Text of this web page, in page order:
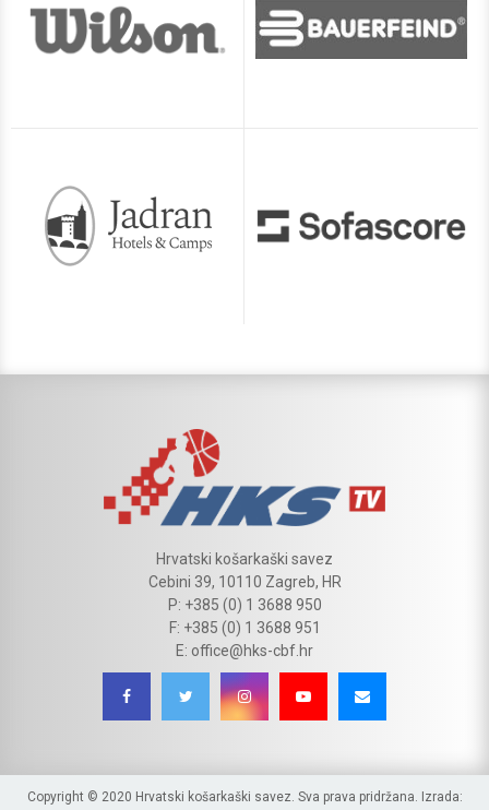
Hrvatski košarkaški savez
Cebini 39, 10110 Zagreb, HR
P: +385 (0) 1 3688 950
F: +385 (0) 1 3688 951
E: office@hks-cbf.hr
Copyright © 2020 Hrvatski košarkaški savez. Sva prava pridržana. Izrada: